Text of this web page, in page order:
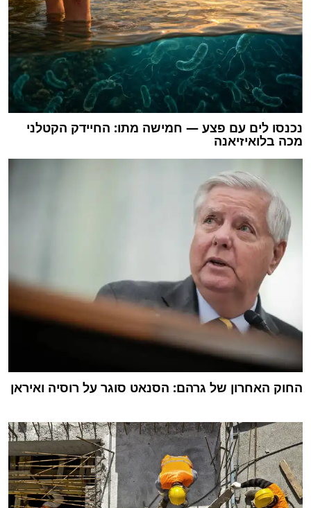
נכנסו לים עם פצע — חמישה מתו: החיידק הקטלני
מכה בלואיזיאנה
החוק האחרון של גרהם: הסנאט סוגר על רוסיה ואיראן